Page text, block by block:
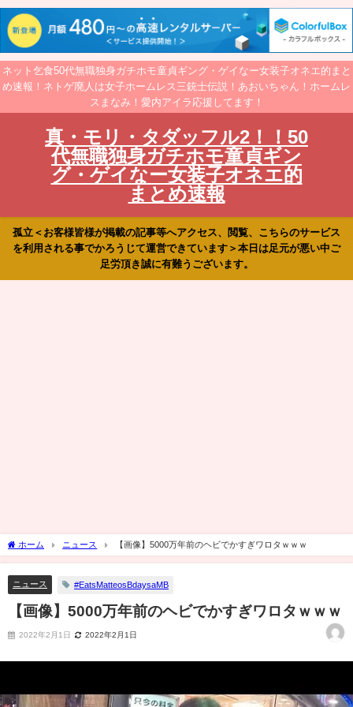
ネット乞食50代無職独身ガチホモ童貞ギング・ゲイなー女装子オネエ的まと
め速報！ネトゲ廃人は女子ホームレス三銃士伝説！あおいちゃん！ホームレ
スまなみ！愛内アイラ応援してます！
真・モリ・タダッフル2！！50
代無職独身ガチホモ童貞ギン
グ・ゲイなー女装子オネエ的
まとめ速報
孤立＜お客様皆様が掲載の記事等へアクセス、閲覧、こちらのサービス
を利用される事でかろうじて運営できています＞本日は足元が悪い中ご
足労頂き誠に有難うございます。
ホーム ニュース 【画像】5000万年前のヘビでかすぎワロタｗｗｗ
ニュース #EatsMatteosBdaysaMB
【画像】5000万年前のヘビでかすぎワロタｗｗｗ
2022年2月1日 2022年2月1日